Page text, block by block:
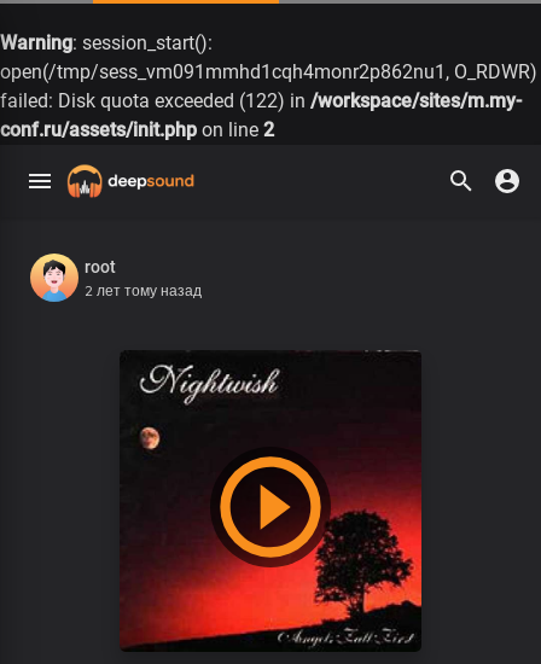
Warning: session_start():
open(/tmp/sess_vm091mmhd1cqh4monr2p862nu1, O_RDWR)
failed: Disk quota exceeded (122) in /workspace/sites/m.my-
conf.ru/assets/init.php on line 2
root
2 лет тому назад